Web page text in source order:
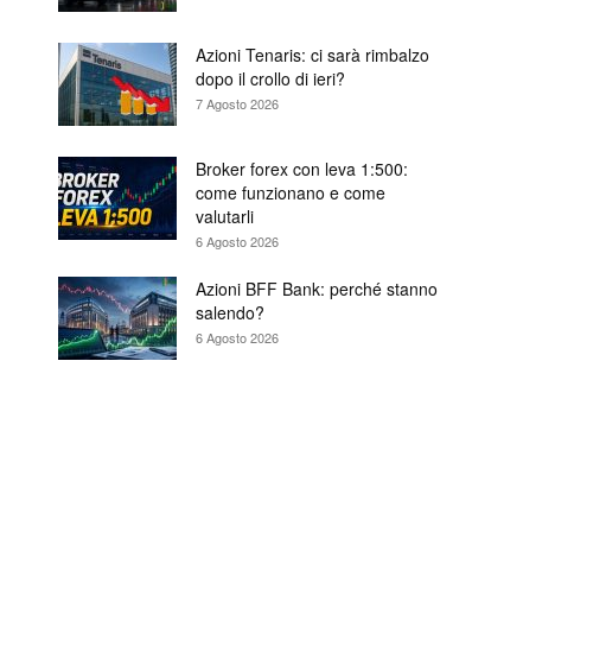
Azioni Tenaris: ci sarà rimbalzo
dopo il crollo di ieri?
7 Agosto 2026
Broker forex con leva 1:500:
come funzionano e come
valutarli
6 Agosto 2026
Azioni BFF Bank: perché stanno
salendo?
6 Agosto 2026